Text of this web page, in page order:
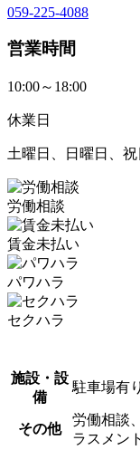
059-225-4088
営業時間
10:00～18:00
休業日
土曜日、日曜日、祝
労働相談
賃金未払い
パワハラ
セクハラ
施設・設
備
駐車場有り
その他
労働相談
ラスメント